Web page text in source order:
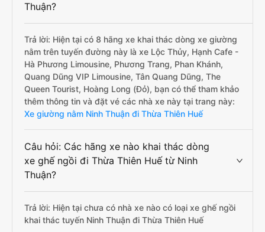
Thuận?
Trả lời: Hiện tại có 8 hãng xe khai thác dòng xe giường
nằm trên tuyến đường này là xe Lộc Thủy, Hạnh Cafe -
Hà Phương Limousine, Phương Trang, Phan Khánh,
Quang Dũng VIP Limousine, Tân Quang Dũng, The
Queen Tourist, Hoàng Long (Đỏ), bạn có thể tham khảo
thêm thông tin và đặt vé các nhà xe này tại trang này:
Xe giường nằm Ninh Thuận đi Thừa Thiên Huế
Câu hỏi: Các hãng xe nào khai thác dòng
xe ghế ngồi đi Thừa Thiên Huế từ Ninh
Thuận?
Trả lời: Hiện tại chưa có nhà xe nào có loại xe ghế ngồi
khai thác tuyến Ninh Thuận đi Thừa Thiên Huế